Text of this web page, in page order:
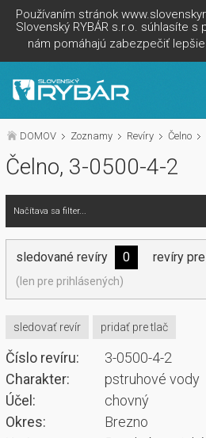
Používaním stránok
Slovenský RYBÁR s.r.o. súhlasíte
nám pomáhajú zabezpečiť lepšie
DOMOV Zoznamy Revíry Čelno
Čelno, 3-0500-4-2
Načítava sa filter...
sledované revíry 0 revíry
(len pre prihlásených)
sledovať revír pridať pre tlač
Číslo revíru:
3-0500-4-2
Charakter:
pstruhové vody
Účel:
chovný
Okres:
Brezno